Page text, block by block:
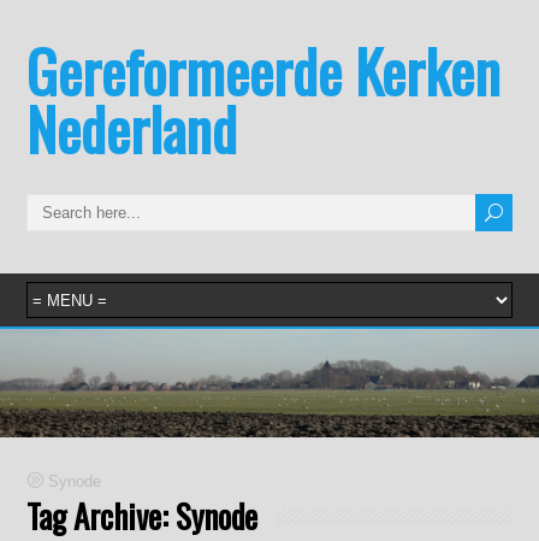
Gereformeerde Kerken
Nederland
Synode
Tag Archive:Synode